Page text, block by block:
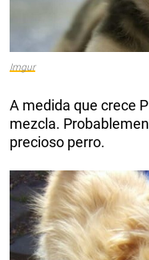
Imgur
A medida que crece
mezcla.
precioso perro.